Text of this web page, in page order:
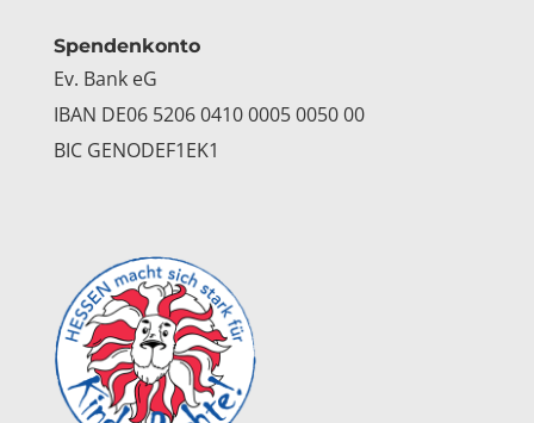
Spendenkonto
Ev. Bank eG
IBAN DE06 5206 0410 0005 0050 00
BIC GENODEF1EK1